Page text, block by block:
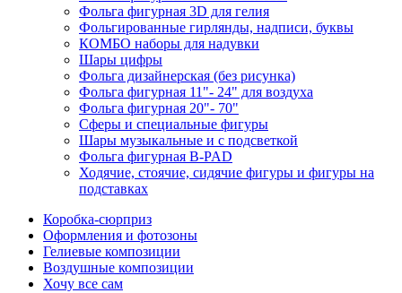
Фольга фигурная 3D для гелия
Фольгированные гирлянды, надписи, буквы
КОМБО наборы для надувки
Шары цифры
Фольга дизайнерская (без рисунка)
Фольга фигурная 11"- 24" для воздуха
Фольга фигурная 20"- 70"
Сферы и специальные фигуры
Шары музыкальные и с подсветкой
Фольга фигурная B-PAD
Ходячие, стоячие, сидячие фигуры и фигуры на
подставках
Коробка-сюрприз
Оформления и фотозоны
Гелиевые композиции
Воздушные композиции
Хочу все сам